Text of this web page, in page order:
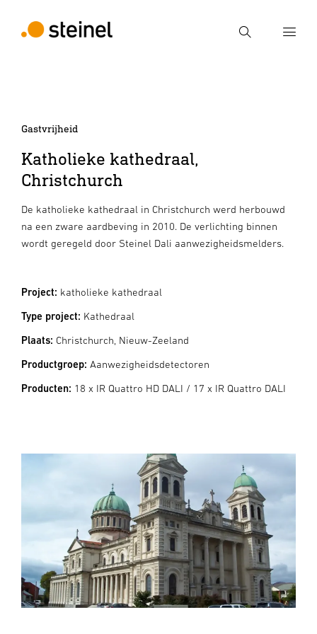
Zoek
Gastvrijheid
Katholieke kathedraal,
Christchurch
De katholieke kathedraal in Christchurch werd herbouwd
na een zware aardbeving in 2010. De verlichting binnen
wordt geregeld door Steinel Dali aanwezigheidsmelders.
Project: katholieke kathedraal
Type project: Kathedraal
Plaats: Christchurch, Nieuw-Zeeland
Productgroep: Aanwezigheidsdetectoren
Producten: 18 x IR Quattro HD DALI / 17 x IR Quattro DALI